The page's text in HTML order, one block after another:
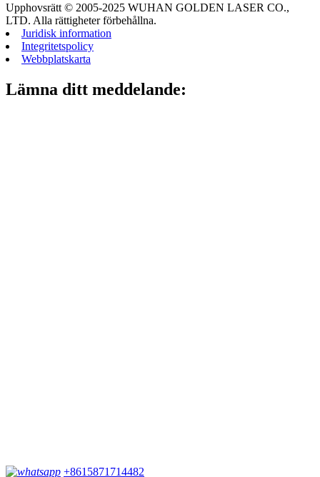
Upphovsrätt © 2005-2025 WUHAN GOLDEN LASER CO.,
LTD. Alla rättigheter förbehållna.
Juridisk information
Integritetspolicy
Webbplatskarta
Lämna ditt meddelande:
+8615871714482